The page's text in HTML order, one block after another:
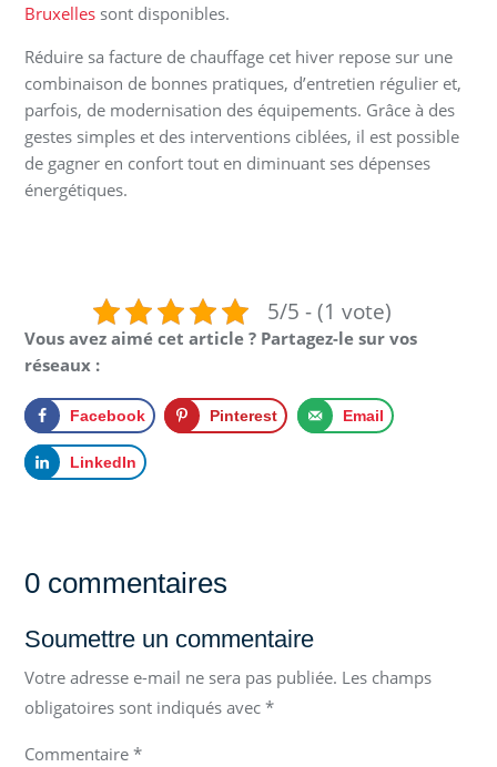
Bruxelles sont disponibles.
Réduire sa facture de chauffage cet hiver repose sur une
combinaison de bonnes pratiques, d’entretien régulier et,
parfois, de modernisation des équipements. Grâce à des
gestes simples et des interventions ciblées, il est possible
de gagner en confort tout en diminuant ses dépenses
énergétiques.
5/5 - (1 vote)
Vous avez aimé cet article ? Partagez-le sur vos
réseaux :
Facebook Pinterest Email
LinkedIn
0 commentaires
Soumettre un commentaire
Votre adresse e-mail ne sera pas publiée. Les champs
obligatoires sont indiqués avec*
Commentaire*